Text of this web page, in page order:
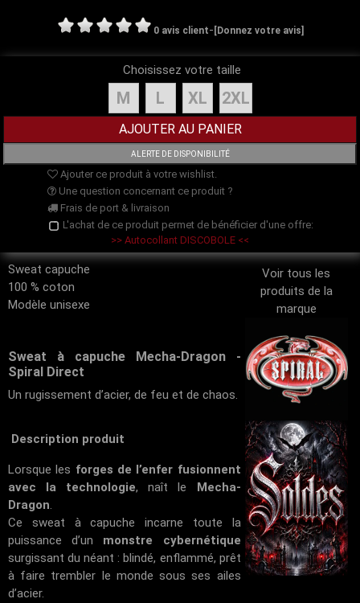
0 avis client- [Donnez votre avis]
Choisissez votre taille
M L XL 2XL
Ajouter ce produit à votre wishlist.
Une question concernant ce produit ?
Frais de port & livraison
L'achat de ce produit permet de bénéficier d'une offre:
>> Autocollant DISCOBOLE <<
Voir tous les
produits de la
marque
Sweat capuche
100 % coton
Modèle unisexe
Sweat à capuche Mecha-Dragon -
Spiral Direct
Un rugissement d’acier, de feu et de chaos.
Description produit
Lorsque les forges de l’enfer fusionnent
avec la technologie, naît le Mecha-
Dragon.
Ce sweat à capuche incarne toute la
puissance d’un monstre cybernétique
surgissant du néant : blindé, enflammé, prêt
à faire trembler le monde sous ses ailes
d’acier.